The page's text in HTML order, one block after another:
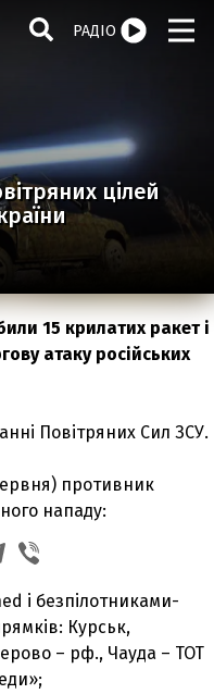
РАДІО
цілей
15 крилатих ракет і
атаку російських
Повітряних Сил ЗСУ.
противник
нападу:
і безпілотниками-
Курськ,
– рф., Чауда – ТОТ